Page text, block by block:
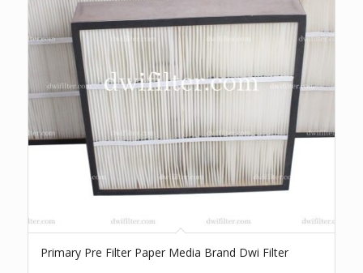
Primary Pre Filter Paper Media Brand Dwi Filter